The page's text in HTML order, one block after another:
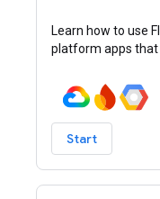
Learn how to use
platform apps that
Start